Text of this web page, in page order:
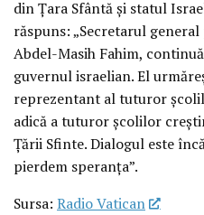
din Țara Sfântă și statul
răspuns: „Secretarul
Abdel-Masih Fahim,
guvernul israelian. El
reprezentant al tuturor
adică a tuturor școlilor
Țării Sfinte. Dialogul este
pierdem speranța”.
Sursa: Radio Vatican